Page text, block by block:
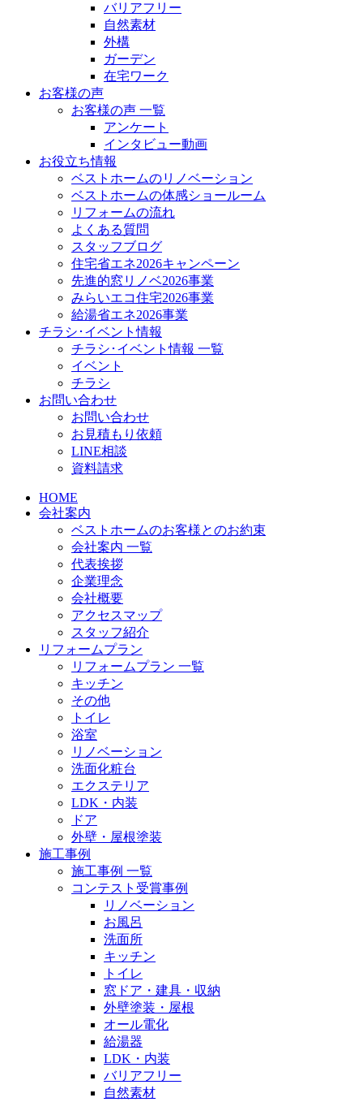
バリアフリー
自然素材
外構
ガーデン
在宅ワーク
お客様の声
お客様の声 一覧
アンケート
インタビュー動画
お役立ち情報
ベストホームのリノベーション
ベストホームの体感ショールーム
リフォームの流れ
よくある質問
スタッフブログ
住宅省エネ2026キャンペーン
先進的窓リノベ2026事業
みらいエコ住宅2026事業
給湯省エネ2026事業
チラシ･イベント情報
チラシ･イベント情報 一覧
イベント
チラシ
お問い合わせ
お問い合わせ
お見積もり依頼
LINE相談
資料請求
HOME
会社案内
ベストホームのお客様とのお約束
会社案内 一覧
代表挨拶
企業理念
会社概要
アクセスマップ
スタッフ紹介
リフォームプラン
リフォームプラン 一覧
キッチン
その他
トイレ
浴室
リノベーション
洗面化粧台
エクステリア
LDK・内装
ドア
外壁・屋根塗装
施工事例
施工事例 一覧
コンテスト受賞事例
リノベーション
お風呂
洗面所
キッチン
トイレ
窓ドア・建具・収納
外壁塗装・屋根
オール電化
給湯器
LDK・内装
バリアフリー
自然素材